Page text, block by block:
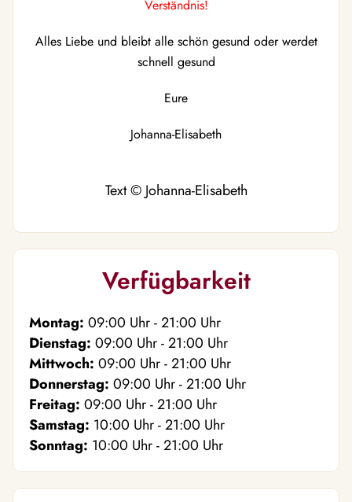
Verständnis!
Alles Liebe und bleibt alle schön gesund oder werdet
schnell gesund
Eure
Johanna-Elisabeth
Text © Johanna-Elisabeth
Verfügbarkeit
Montag: 09:00 Uhr- 21:00 Uhr
Dienstag: 09:00 Uhr- 21:00 Uhr
Mittwoch: 09:00 Uhr- 21:00 Uhr
Donnerstag: 09:00 Uhr- 21:00 Uhr
Freitag: 09:00 Uhr- 21:00 Uhr
Samstag: 10:00 Uhr- 21:00 Uhr
Sonntag: 10:00 Uhr- 21:00 Uhr